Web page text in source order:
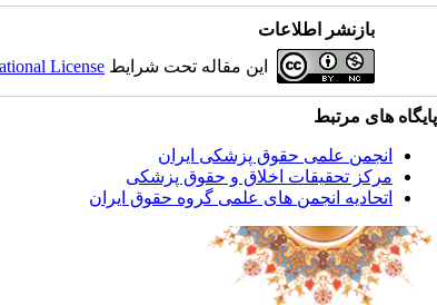
بازنشر اطلاعات
این مقاله تحت شرایط License
پایگاه های مرتبط
انجمن علمی حقوق پزشکی ایران
مرکز تحقیقات اخلاق و حقوق پزشکی
اتحادیه انجمن های علمی گروه حقوق ایران